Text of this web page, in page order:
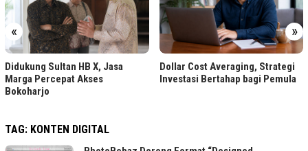
« »
Didukung Sultan HB X, Jasa
Marga Percepat Akses
Bokoharjo
Dollar Cost Averaging, Strategi
Investasi Bertahap bagi Pemula
TAG: KONTEN DIGITAL